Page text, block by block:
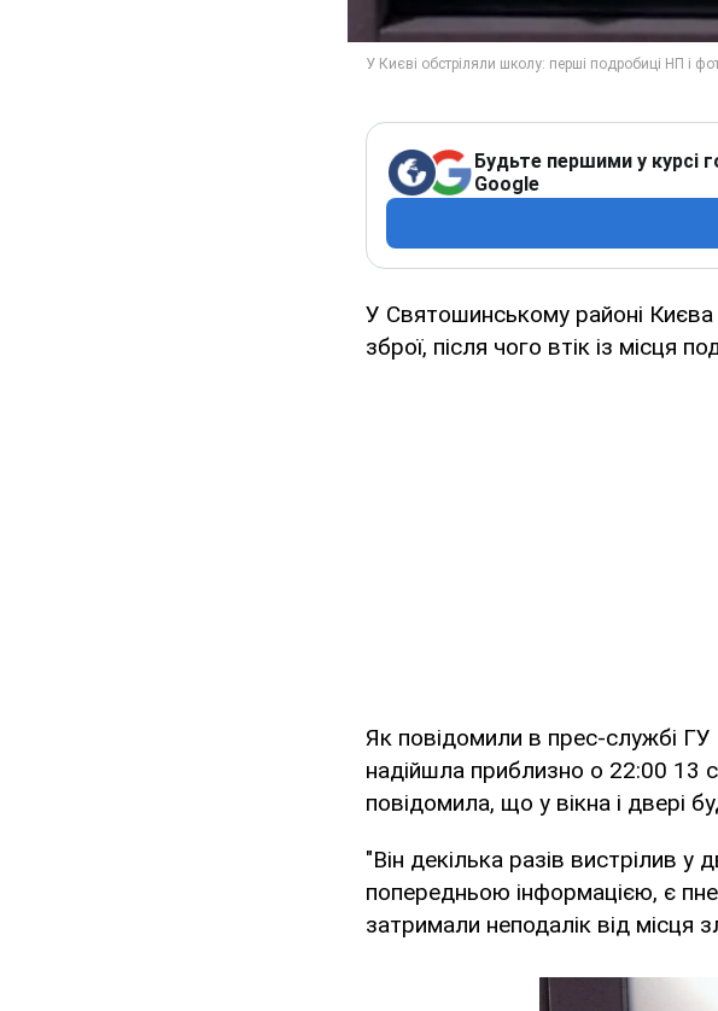
Будьте першими у курсі
Google
У Святошинському районі Києва
зброї, після чого втік із місця
Як повідомили в прес-службі ГУ
надійшла приблизно о 22:00 13
повідомила, що у вікна і двері
"Він декілька разів вистрілив у
попередньою інформацією, є
затримали неподалік від місця